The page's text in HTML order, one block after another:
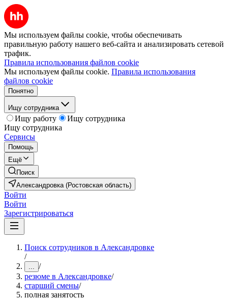
Мы используем файлы cookie, чтобы обеспечивать
правильную работу нашего веб-сайта и анализировать сетевой
трафик.
Правила использования файлов cookie
Мы используем файлы cookie. Правила использования
файлов cookie
Понятно
Ищу сотрудника
Ищу работу
Ищу сотрудника
Ищу сотрудника
Сервисы
Помощь
Ещё
Поиск
Александровка (Ростовская область)
Войти
Войти
Зарегистрироваться
Поиск сотрудников в Александровке
/
... /
резюме в Александровке/
старший смены/
полная занятость